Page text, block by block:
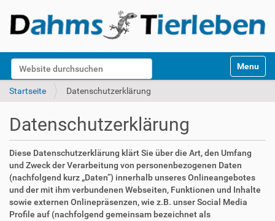
Website durchsuchen
k
Toggle
Startseite Datenschutzerklärung
Datenschutzerklärung
Diese Datenschutzerklärung klärt Sie über die Art, den Umfang
und Zweck der Verarbeitung von personenbezogenen Daten
(nachfolgend kurz „Daten“) innerhalb unseres Onlineangebotes
und der mit ihm verbundenen Webseiten, Funktionen und Inhalte
sowie externen Onlinepräsenzen, wie z.B. unser Social Media
Profile auf (nachfolgend gemeinsam bezeichnet als